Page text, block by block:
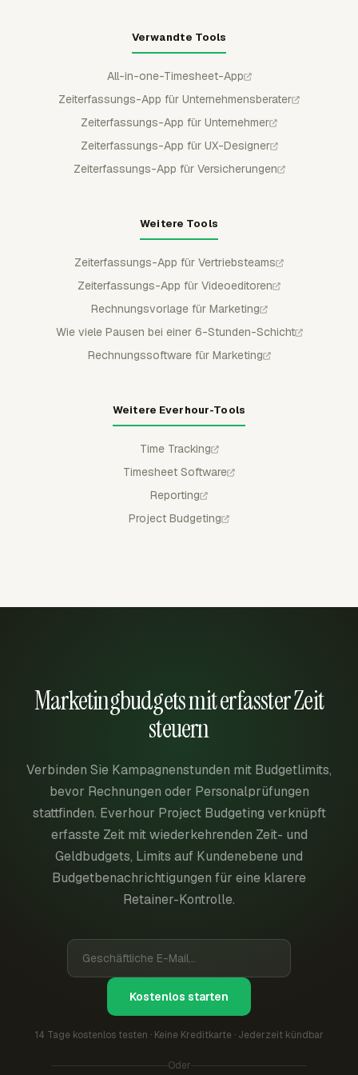
Verwandte Tools
All-in-one-Timesheet-App
Zeiterfassungs-App für Unternehmensberater
Zeiterfassungs-App für Unternehmer
Zeiterfassungs-App für UX-Designer
Zeiterfassungs-App für Versicherungen
Weitere Tools
Zeiterfassungs-App für Vertriebsteams
Zeiterfassungs-App für Videoeditoren
Rechnungsvorlage für Marketing
Wie viele Pausen bei einer 6-Stunden-Schicht
Rechnungssoftware für Marketing
Weitere Everhour-Tools
Time Tracking
Timesheet Software
Reporting
Project Budgeting
Marketingbudgets mit erfasster Zeit
steuern
Verbinden Sie Kampagnenstunden mit Budgetlimits,
bevor Rechnungen oder Personalprüfungen
stattfinden. Everhour Project Budgeting verknüpft
erfasste Zeit mit wiederkehrenden Zeit- und
Geldbudgets, Limits auf Kundenebene und
Budgetbenachrichtigungen für eine klarere
Retainer-Kontrolle.
Kostenlos starten
14 Tage kostenlos testen · Keine Kreditkarte · Jederzeit kündbar
Oder